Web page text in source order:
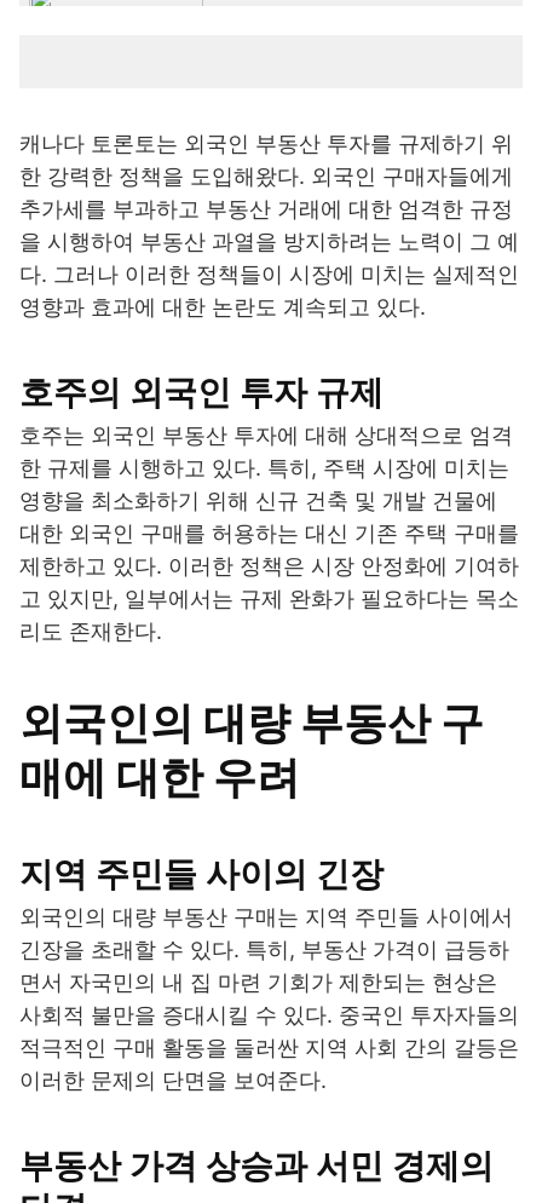
캐나다 토론토는 외국인 부동산 투자를 규제하기 위
한 강력한 정책을 도입해왔다. 외국인 구매자들에게
추가세를 부과하고 부동산 거래에 대한 엄격한 규정
을 시행하여 부동산 과열을 방지하려는 노력이 그 예
다. 그러나 이러한 정책들이 시장에 미치는 실제적인
영향과 효과에 대한 논란도 계속되고 있다.
호주의 외국인 투자 규제
호주는 외국인 부동산 투자에 대해 상대적으로 엄격
한 규제를 시행하고 있다. 특히, 주택 시장에 미치는
영향을 최소화하기 위해 신규 건축 및 개발 건물에
대한 외국인 구매를 허용하는 대신 기존 주택 구매를
제한하고 있다. 이러한 정책은 시장 안정화에 기여하
고 있지만, 일부에서는 규제 완화가 필요하다는 목소
리도 존재한다.
외국인의 대량 부동산 구
매에 대한 우려
지역 주민들 사이의 긴장
외국인의 대량 부동산 구매는 지역 주민들 사이에서
긴장을 초래할 수 있다. 특히, 부동산 가격이 급등하
면서 자국민의 내 집 마련 기회가 제한되는 현상은
사회적 불만을 증대시킬 수 있다. 중국인 투자자들의
적극적인 구매 활동을 둘러싼 지역 사회 간의 갈등은
이러한 문제의 단면을 보여준다.
부동산 가격 상승과 서민 경제의